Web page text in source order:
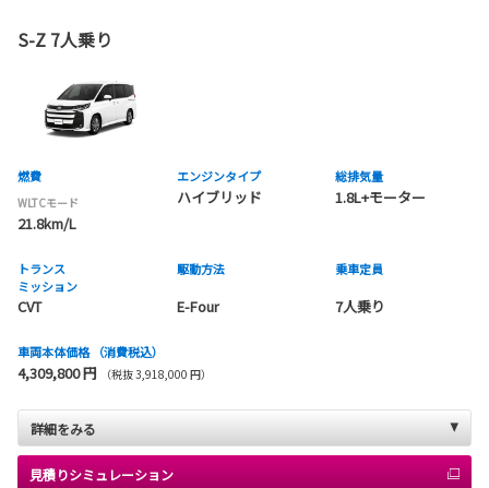
S-Z 7人乗り
燃費
WLTCモード
21.8km/L
エンジンタイプ
ハイブリッド
総排気量
1.8L+モーター
トランス
ミッション
CVT
駆動方法
E-Four
乗車定員
7人乗り
車両本体価格 （消費税込）
4,309,800 円 （税抜 3,918,000 円）
詳細をみる
見積りシミュレーション